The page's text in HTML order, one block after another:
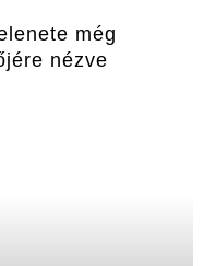
még
nézve